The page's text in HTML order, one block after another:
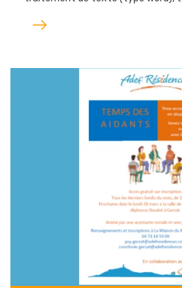
Lire
l'article